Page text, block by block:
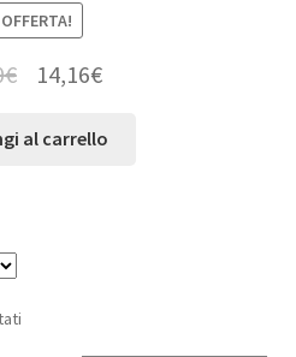
€ 14,16€
al carrello